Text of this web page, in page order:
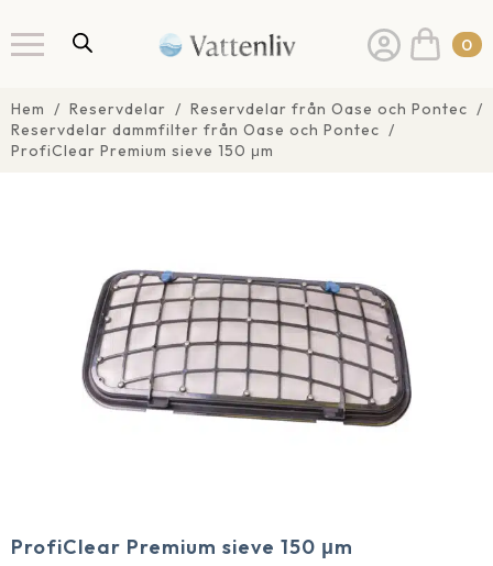
0
Hem Reservdelar
Reservdelar från Oase och Pontec
Reservdelar dammfilter från Oase och Pontec
ProfiClear Premium sieve 150 μm
ProfiClear Premium sieve 150 μm